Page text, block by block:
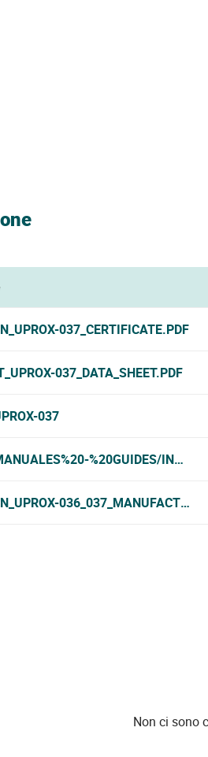
037_CERTIFICATE.PDF
037_DATA_SHEET.PDF
037
%20GUIDES/
Non ci sono